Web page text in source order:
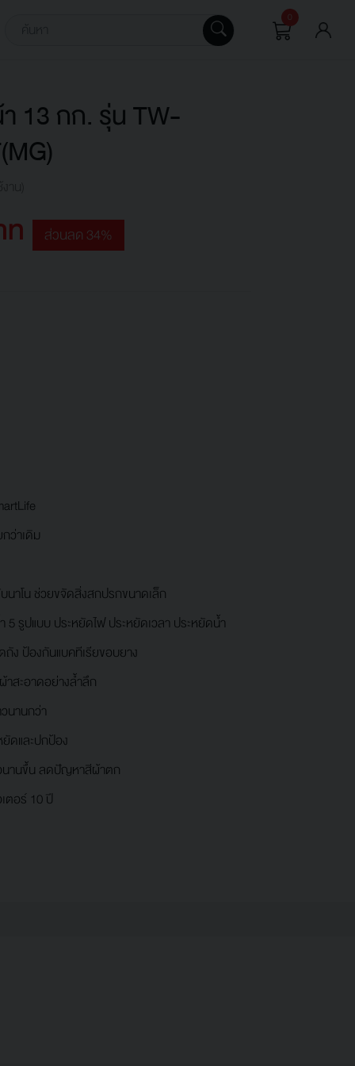
0
13 กก. รุ่น TW-
ส่วนลด 34%
ว่าเดิม
าโน ช่วยขจัดสิ่งสกปรกขนาดเล็ก
5 รูปแบบ ประหยัดไฟ ประหยัดเวลา ประหยัดน้ำ
ถัง ป้องกันแบคทีเรียขอบยาง
าสะอาดอย่างล้ำลึก
นานกว่า
ดและปกป้อง
นานขึ้น ลดปัญหาสีผ้าตก
ตอร์ 10 ปี